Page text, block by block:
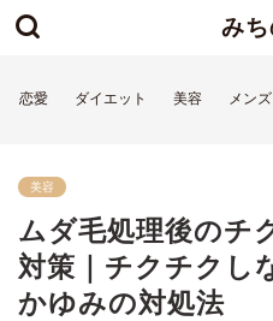
み
恋愛 ダイエット 美容 メンズ
美容
ムダ毛処理後のチ
対策｜チクチクし
かゆみの対処法